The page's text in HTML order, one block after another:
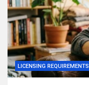
LICENSING REQUIREMENTS